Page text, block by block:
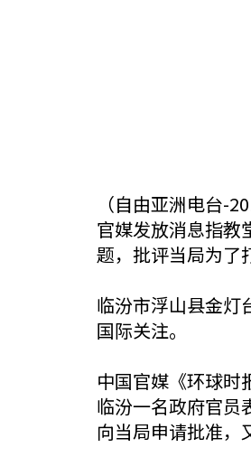
（自由亚洲电台-
官媒发放消息指教
题，批评当局为了
临汾市浮山县金灯
国际关注。
中国官媒《环球时
临汾一名政府官员
向当局申请批准，